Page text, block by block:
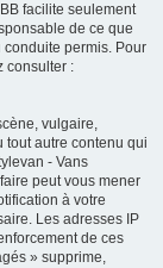
facilite seulement
de ce que
conduite permis. Pour
consulter :
vulgaire,
tout autre contenu qui
- Vans
peut vous mener
à votre
Les adresses IP
de ces
» supprime,